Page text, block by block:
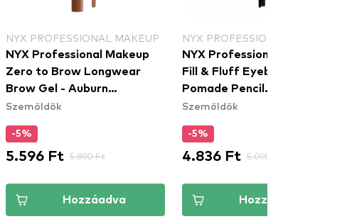
NYX PROFESSIONAL MAKEUP
NYX Professional Makeup
Zero to Brow Longwear
Brow Gel - Auburn
(ZTBG04) - szemöldök gél
Szemöldök
-5%
5.596 Ft 5.890 Ft
Hozzáadva
NYX PROFESSIONAL MAKEUP
NYX Professional Makeup
Fill & Fluff Eyebrow
Pomade Pencil
szemöldökcerzua - Blonde
Szemöldök
-5%
4.836 Ft 5.090 Ft
Hozzáadva